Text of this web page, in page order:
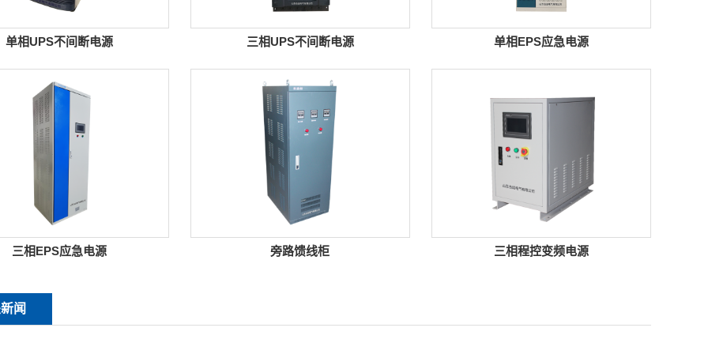
单相UPS不间断电源 三相UPS不间断电源 单相EPS应急电源
三相EPS应急电源 旁路馈线柜 三相程控变频电源
闻